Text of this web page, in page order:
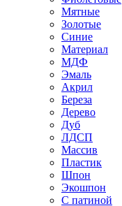
Мятные
Золотые
Синие
Материал
МДФ
Эмаль
Акрил
Береза
Дерево
Дуб
ЛДСП
Массив
Пластик
Шпон
Экошпон
С патиной